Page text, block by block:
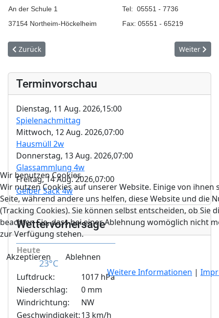
An der Schule 1
37154 Northeim-Höckelheim
Tel: 05551 - 7736
Fax: 05551 - 65219
Vorheriger Beitrag: Stefan Rampfel Luftbilder
Zurück Nächster
Weiter
Terminvorschau
Dienstag, 11 Aug. 2026,15:00
Spielenachmittag
Mittwoch, 12 Aug. 2026,07:00
Hausmüll 2w
Donnerstag, 13 Aug. 2026,07:00
Glassammlung 4w
Freitag, 14 Aug. 2026,07:00
Gelber Sack 4w
Wettervorhersage
Heute
23°C
Luftdruck:
1017 hPa
Niederschlag:
0 mm
Windrichtung:
NW
Geschwindigkeit:13 km/h
Wir benutzen Cookies
Wir nutzen Cookies auf unserer Website. Einige von
Seite, während andere uns helfen, diese Website und die
(Tracking Cookies). Sie können selbst entscheiden, ob Sie
beachten Sie, dass bei einer Ablehnung womöglich nicht
zur Verfügung stehen.
Akzeptieren
Ablehnen
Weitere Informationen |